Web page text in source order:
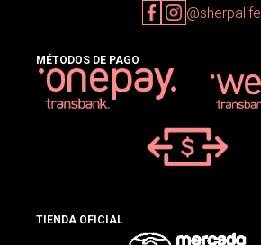
@sherpalife
MÉTODOS DE PAGO
TIENDA OFICIAL